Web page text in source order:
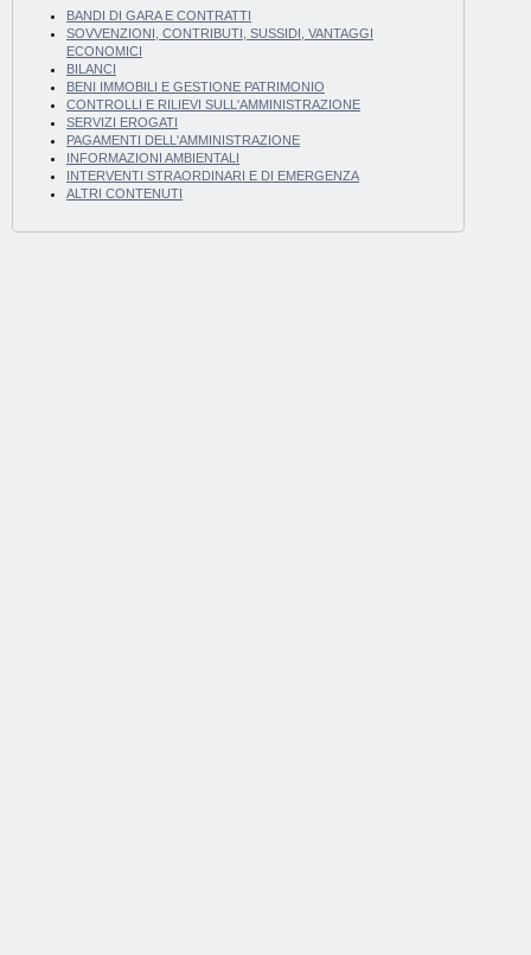
BANDI DI GARA E CONTRATTI
SOVVENZIONI, CONTRIBUTI, SUSSIDI, VANTAGGI
ECONOMICI
BILANCI
BENI IMMOBILI E GESTIONE PATRIMONIO
CONTROLLI E RILIEVI SULL'AMMINISTRAZIONE
SERVIZI EROGATI
PAGAMENTI DELL'AMMINISTRAZIONE
INFORMAZIONI AMBIENTALI
INTERVENTI STRAORDINARI E DI EMERGENZA
ALTRI CONTENUTI